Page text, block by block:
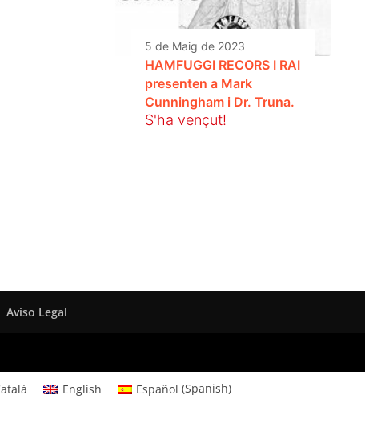
5 de Maig de 2023
HAMFUGGI RECORS I RAI
presenten a Mark
Cunningham i Dr. Truna.
S'ha vençut!
Aviso Legal
English Español (Spanish)